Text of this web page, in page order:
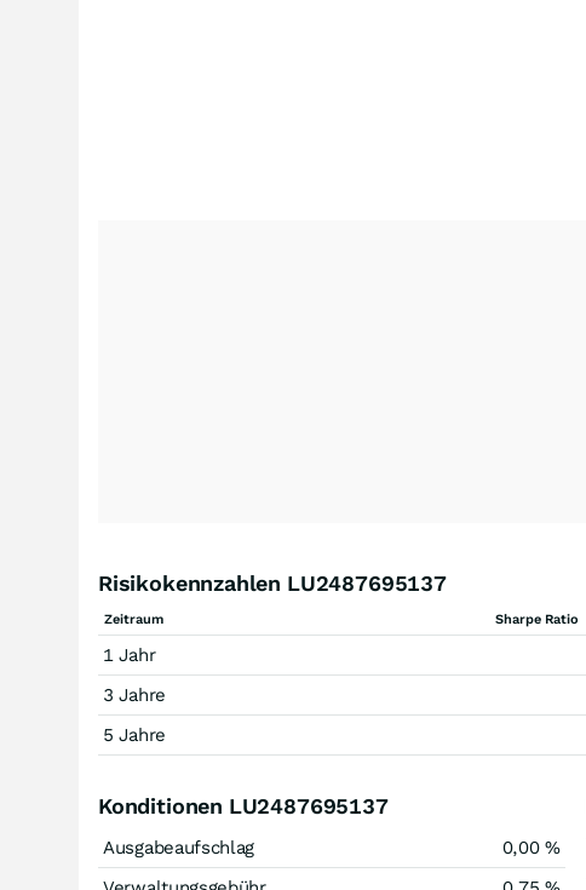
Risikokennzahlen LU2487695137
Zeitraum Sharpe Ratio
1 Jahr
3 Jahre
5 Jahre
Konditionen LU2487695137
Ausgabeaufschlag
0,00 %